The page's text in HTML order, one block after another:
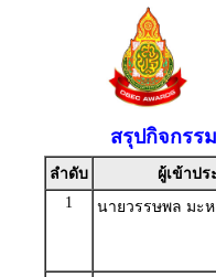
สรุปกิจกรร
ลำดับ ผู้เข้าปร
1
นายวรรษพล มะ